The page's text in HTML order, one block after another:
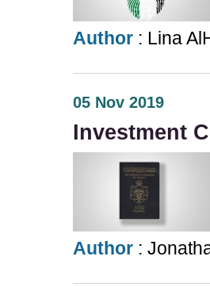
Author : Lina
05 Nov 2019
Investment
Author :